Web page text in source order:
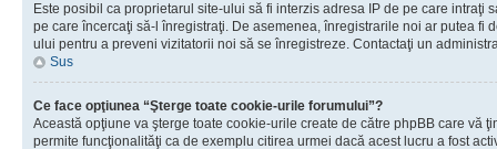
Este posibil ca proprietarul site-ului să fi interzis adresa IP de pe care intraţi
pe care încercaţi să-l înregistraţi. De asemenea, înregistrarile noi ar putea fi
ului pentru a preveni vizitatorii noi să se înregistreze. Contactaţi un
Sus
Ce face opţiunea “Şterge toate cookie-urile forumului”?
Această opţiune va şterge toate cookie-urile create de către phpBB care vă
permite funcţionalităţi ca de exemplu citirea urmei dacă acest lucru a fost